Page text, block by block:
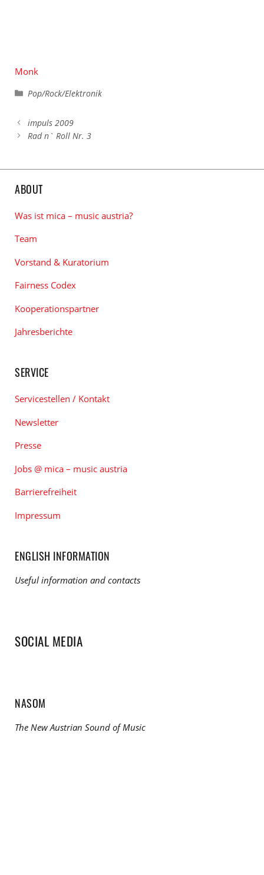
Monk
Kategorien
Pop/Rock/Elektronik
impuls 2009
Rad n` Roll Nr. 3
ABOUT
Was ist mica – music austria?
Team
Vorstand & Kuratorium
Fairness Codex
Kooperationspartner
Jahresberichte
SERVICE
Servicestellen / Kontakt
Newsletter
Presse
Jobs @ mica – music austria
Barrierefreiheit
Impressum
ENGLISH INFORMATION
Useful information and contacts
SOCIAL MEDIA
NASOM
The New Austrian Sound of Music